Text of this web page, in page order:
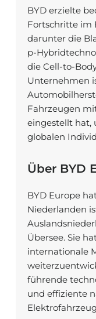
BYD erzielte
Fortschritte im
darunter die
p-
die Cell-to-
Unternehmen
Fahrzeugen
eingestellt hat,
globalen
Über BYD
BYD Europe
Niederlanden
Übersee. Sie
internationale
führende
und effiziente